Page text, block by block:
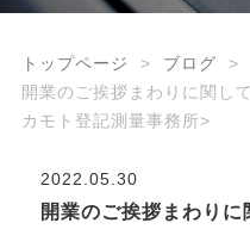
トップページ
ブログ
開業のご挨拶まわりに関し
カモト登記測量事務所>
2022.05.30
開業のご挨拶まわり